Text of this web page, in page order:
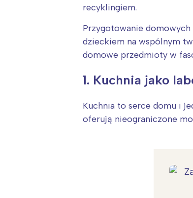
recyklingiem.
Przygotowanie
dzieckiem na wspólnym
domowe przedmioty w
1. Kuchnia jako
Kuchnia to serce domu i
oferują nieograniczone